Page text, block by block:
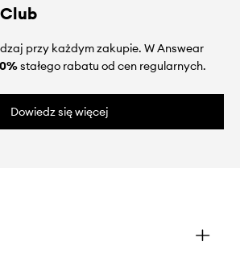
przy każdym zakupie. W Answear
stałego rabatu od cen regularnych.
Dowiedz się więcej